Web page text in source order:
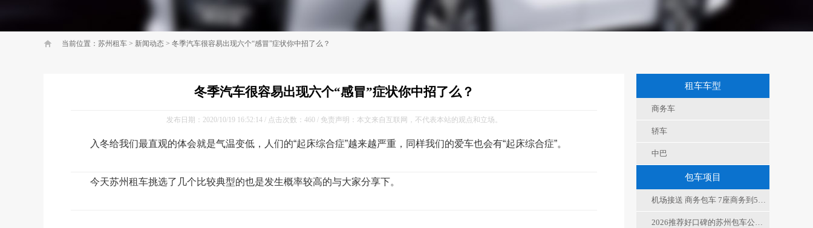
当前位置： 苏州租车 > 新闻动态 > 冬季汽车很容易出现六个“感冒”症状你中招了么？
冬季汽车很容易出现六个“感冒”症状你中招了么？
发布日期：2020/10/19 16:52:14 / 点击次数： 460 / 免责声明：本文来自互联网，不代表本站的观点和立场。
入冬给我们最直观的体会就是气温变低，人们的“起床综合症”越来越严重，同样我们的爱车也会有“起床综合症”。
今天苏州租车挑选了几个比较典型的也是发生概率较高的与大家分享下。
租车车型
商务车
轿车
中巴
包车项目
机场接送 商务包车 7座商务到53座中巴给您24小时专属司机包车技巧
2026推荐好口碑的苏州包车公司之十几年的租车公司